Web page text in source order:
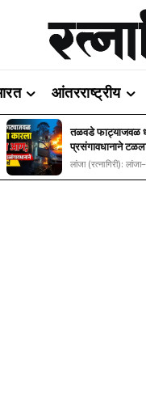
आंतरराष्ट्रीय
तळवडे फाट्याजवळ
प्रसंगावधानाने
लांजा (रत्नागिरी):